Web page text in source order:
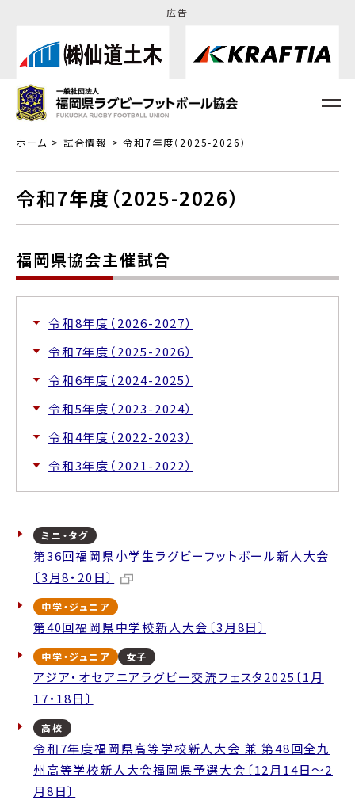
広告
ホーム 試合情報 令和7年度（2025-2026）
令和7年度（2025-2026）
福岡県協会主催試合
令和8年度（2026-2027）
令和7年度（2025-2026）
令和6年度（2024-2025）
令和5年度（2023-2024）
令和4年度（2022-2023）
令和3年度（2021-2022）
ミニ・タグ
第36回福岡県小学生ラグビーフットボール新人大会
〔3月8・20日〕
中学・ジュニア
第40回福岡県中学校新人大会〔3月8日〕
中学・ジュニア 女子
アジア・オセアニアラグビー交流フェスタ2025〔1月
17・18日〕
高校
令和7年度福岡県高等学校新人大会 兼 第48回全九
州高等学校新人大会福岡県予選大会〔12月14日～2
月8日〕